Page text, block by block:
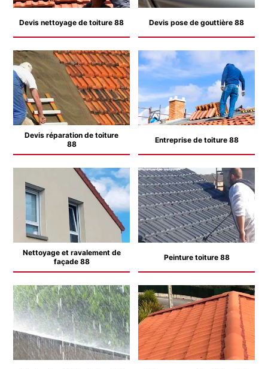
Devis nettoyage de toiture 88 Devis pose de gouttière 88
Devis réparation de toiture
88
Entreprise de toiture 88
Nettoyage et ravalement de
façade 88
Peinture toiture 88